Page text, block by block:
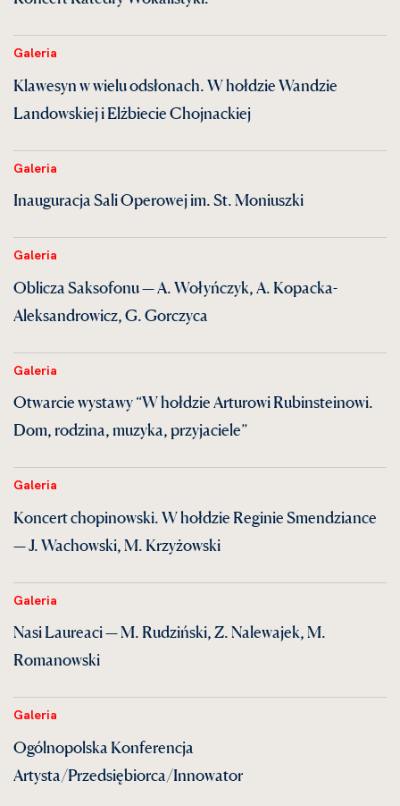
Galeria
Klawesyn w wielu odsłonach. W hołdzie Wandzie
Landowskiej i Elżbiecie Chojnackiej
Galeria
Inauguracja Sali Operowej im. St. Moniuszki
Galeria
Oblicza Saksofonu — A. Wołyńczyk, A. Kopacka-
Aleksandrowicz, G. Gorczyca
Galeria
Otwarcie wystawy “W hołdzie Arturowi Rubinsteinowi.
Dom, rodzina, muzyka, przyjaciele”
Galeria
Koncert chopinowski. W hołdzie Reginie Smendziance
— J. Wachowski, M. Krzyżowski
Galeria
Nasi Laureaci — M. Rudziński, Z. Nalewajek, M.
Romanowski
Galeria
Ogólnopolska Konferencja
Artysta/Przedsiębiorca/Innowator